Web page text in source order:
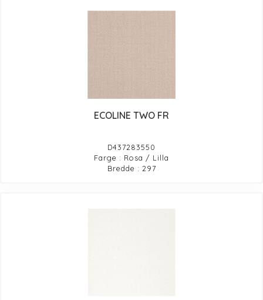
ECOLINE TWO FR
D437283550
Farge : Rosa / Lilla
Bredde : 297